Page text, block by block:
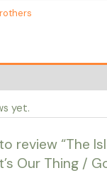
yet.
review “The
Our Thing /